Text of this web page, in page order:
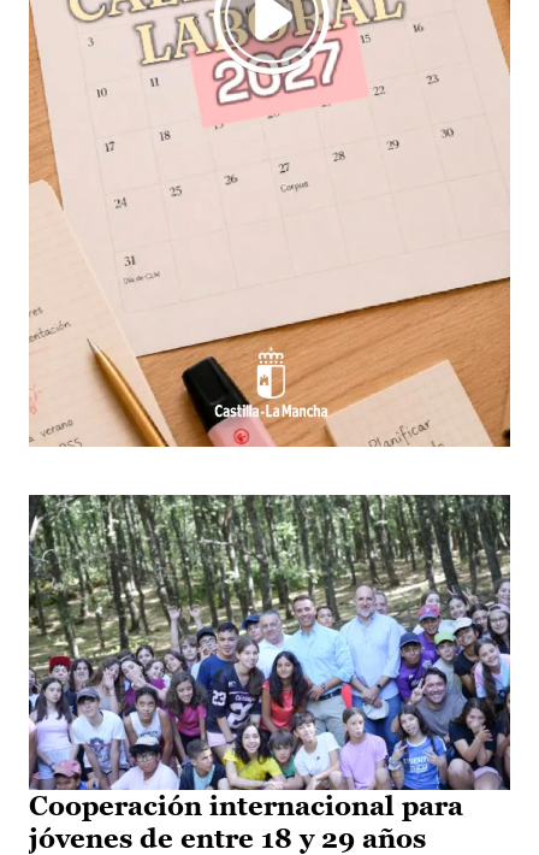
Cooperación internacional para
jóvenes de entre 18 y 29 años